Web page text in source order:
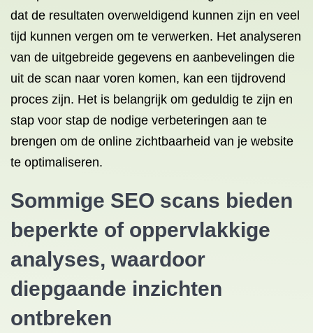
dat de resultaten overweldigend kunnen zijn en veel
tijd kunnen vergen om te verwerken. Het analyseren
van de uitgebreide gegevens en aanbevelingen die
uit de scan naar voren komen, kan een tijdrovend
proces zijn. Het is belangrijk om geduldig te zijn en
stap voor stap de nodige verbeteringen aan te
brengen om de online zichtbaarheid van je website
te optimaliseren.
Sommige SEO scans bieden
beperkte of oppervlakkige
analyses, waardoor
diepgaande inzichten
ontbreken